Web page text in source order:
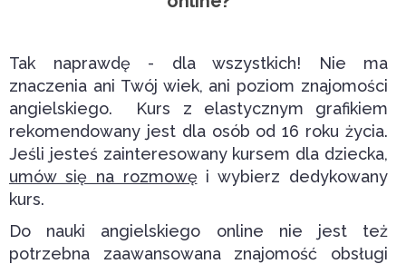
Tak naprawdę - dla wszystkich! Nie ma
znaczenia ani Twój wiek, ani poziom znajomości
angielskiego. Kurs z elastycznym grafikiem
rekomendowany jest dla osób od 16 roku życia.
Jeśli jesteś zainteresowany kursem dla dziecka,
umów się na rozmowęi wybierz dedykowany
kurs.
Do nauki angielskiego online nie jest też
potrzebna zaawansowana znajomość obsługi